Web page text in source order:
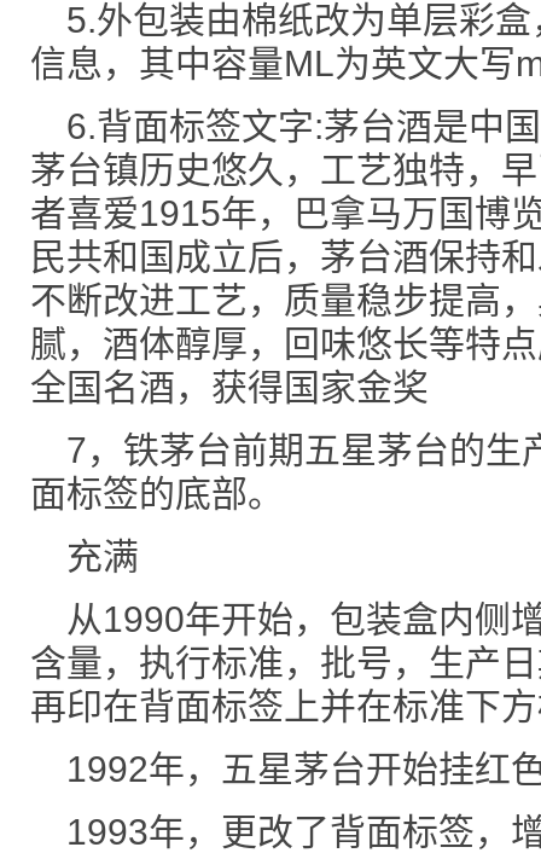
5.外包装由棉纸改为单层彩
信息，其中容量ML为英文大写
6.背面标签文字:茅台酒是中
茅台镇历史悠久，工艺独特，
者喜爱1915年，巴拿马万国博
民共和国成立后，茅台酒保持
不断改进工艺，质量稳步提高
腻，酒体醇厚，回味悠长等特
全国名酒，获得国家金奖
7，铁茅台前期五星茅台的生
面标签的底部。
充满
从1990年开始，包装盒内侧
含量，执行标准，批号，生产
再印在背面标签上并在标准下
1992年，五星茅台开始挂红
1993年，更改了背面标签，